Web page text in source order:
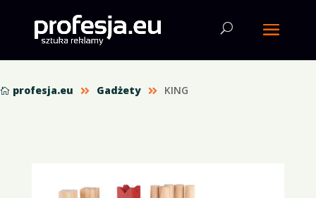
 profesja.eu  Gadżety  KING